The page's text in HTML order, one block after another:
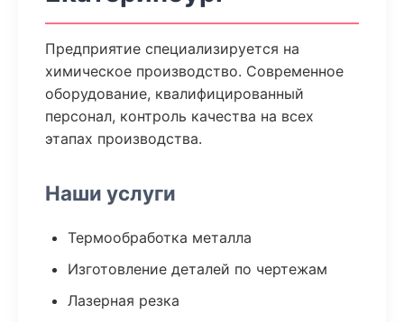
Предприятие специализируется на
химическое производство. Современное
оборудование, квалифицированный
персонал, контроль качества на всех
этапах производства.
Наши услуги
Термообработка металла
Изготовление деталей по чертежам
Лазерная резка